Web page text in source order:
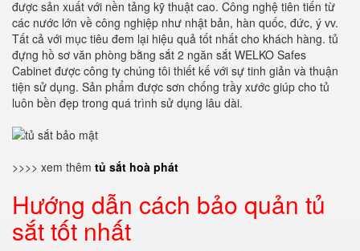
được sản xuất với nền tảng kỹ thuật cao. Công nghệ tiên tiến từ
các nước lớn về công nghiệp như nhật bản, hàn quốc, đức, ý vv.
Tất cả với mục tiêu đem lại hiệu quả tốt nhất cho khách hàng. tủ
đựng hồ sơ văn phòng bằng sắt 2 ngăn sắt WELKO Safes
Cabinet được công ty chúng tôi thiết kế với sự tinh giản và thuận
tiện sử dụng. Sản phẩm được sơn chống trầy xước giúp cho tủ
luôn bền đẹp trong quá trình sử dụng lâu dài.
>>>> xem thêm tủ sắt hoà phát
Hướng dẫn cách bảo quản tủ
sắt tốt nhất